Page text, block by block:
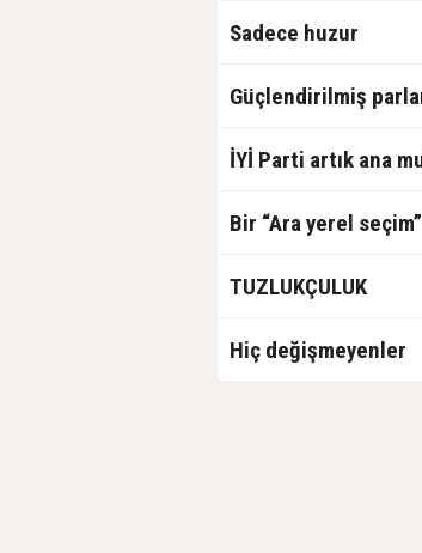
Sadece huzur
Güçlendirilmiş
İYİ Parti artık ana
Bir “Ara yerel
TUZLUKÇULUK
Hiç değişmeyenler